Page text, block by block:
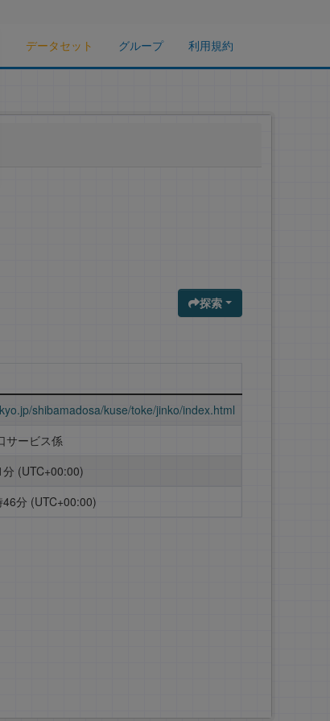
データセット グループ 利用規約
探索
shibamadosa/kuse/toke/jinko/index.html
サービス係
(UTC+00:00)
分 (UTC+00:00)